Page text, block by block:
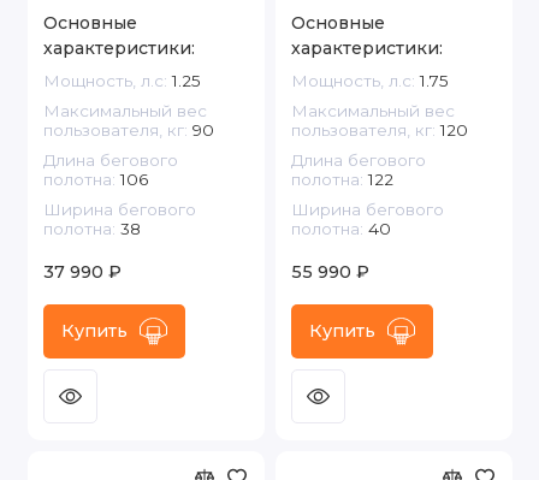
Основные
характеристики:
Мощность, л.с: 1.25
Максимальный вес
пользователя, кг: 90
Длина бегового
полотна: 106
Ширина бегового
полотна: 38
37 990 ₽
Купить
Основные
характеристики:
Мощность, л.с: 1.75
Максимальный вес
пользователя, кг: 120
Длина бегового
полотна: 122
Ширина бегового
полотна: 40
55 990 ₽
Купить